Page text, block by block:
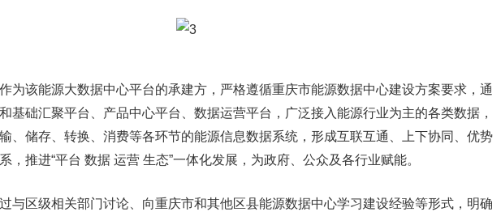
为该能源大数据中心平台的承建方，严格遵循重庆市能源数据中心建设方案要求，通
基础汇聚平台、产品中心平台、数据运营平台，广泛接入能源行业为主的各类数据，
、储存、转换、消费等各环节的能源信息数据系统，形成互联互通、上下协同、优势
，推进“平台 数据 运营 生态”一体化发展，为政府、公众及各行业赋能。
与区级相关部门讨论、向重庆市和其他区县能源数据中心学习建设经验等形式，明确